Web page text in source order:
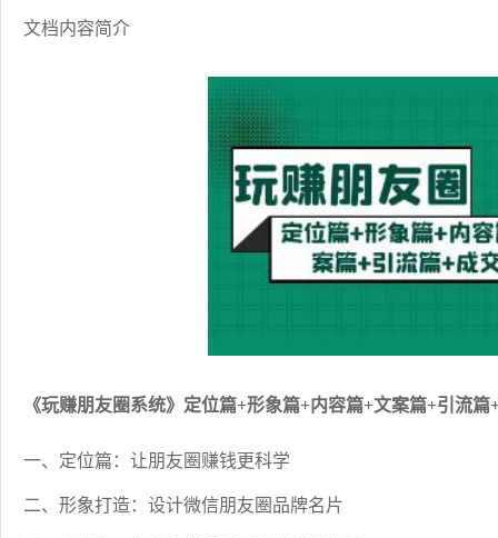
文档内容简介
《玩赚朋友圈系统》定位篇+形象篇+内容篇+文案篇+引流
一、定位篇：让朋友圈赚钱更科学
二、形象打造：设计微信朋友圈品牌名片